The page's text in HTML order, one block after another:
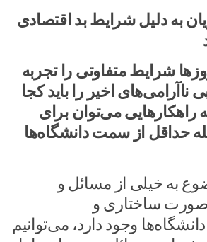
به دلیل شرایط بد اقتصادی
شرایط متفاوتی را تجربه
ناآرامی‌های اخیر را باید کجا
می‌توان برای
حداقل از سمت دانشگاه‌ها
به خیلی از مسائل و
ساختاری و
وجود دارد، می‌توانیم